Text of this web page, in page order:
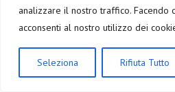
analizzare il nostro traffico. Facendo
acconsenti al nostro utilizzo dei
Seleziona Rifiuta Tutto
La Chiesa di Santa Caterina
Chiesa di Santa Caterina